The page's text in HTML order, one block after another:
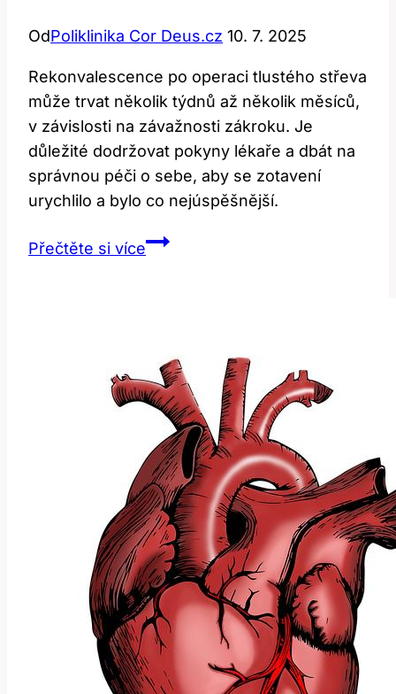
OdPoliklinika Cor Deus.cz 10. 7. 2025
Rekonvalescence po operaci tlustého střeva
může trvat několik týdnů až několik měsíců,
v závislosti na závažnosti zákroku. Je
důležité dodržovat pokyny lékaře a dbát na
správnou péči o sebe, aby se zotavení
urychlilo a bylo co nejúspěšnější.
Přečtěte si víceRekonvalescence
Délka
a
Péče